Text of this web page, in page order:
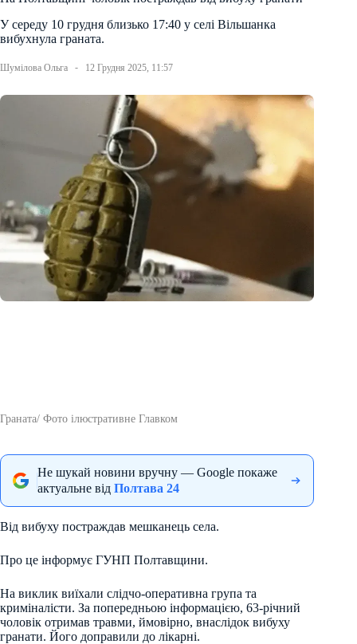
У середу 10 грудня близько 17:40 у селі Вільшанка
вибухнула граната.
Шумілова Ольга 12 Грудня 2025, 11:57
Граната/ Фото ілюстративне Главком
Не шукай новини вручну — Google покаже
актуальне від Полтава 24
Від вибуху постраждав мешканець села.
Про це інформує ГУНП Полтавщини.
На виклик виїхали слідчо-оперативна група та
криміналісти. За попередньою інформацією, 63-річний
чоловік отримав травми, ймовірно, внаслідок вибуху
гранати. Його доправили до лікарні.